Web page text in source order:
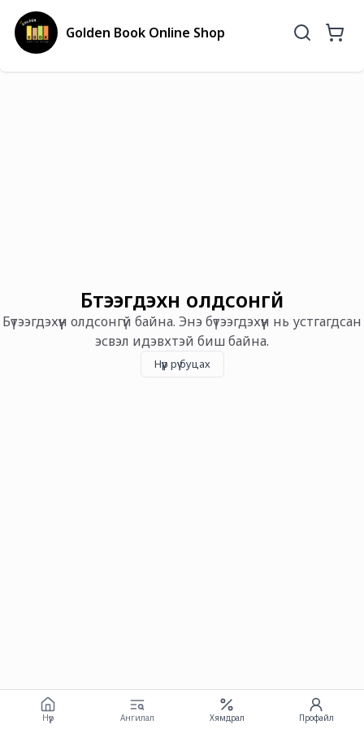
Golden Book Online Shop
Бүтээгдэхүүн олдсонгүй
Бүтээгдэхүүн олдсонгүй байна. Энэ бүтээгдэхүүн нь устгагдсан
эсвэл идэвхтэй биш байна.
Нүүр рүү буцах
Нүүр Ангилал Хямдрал Профайл